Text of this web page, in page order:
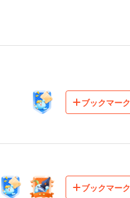
ブックマーク
ブックマーク